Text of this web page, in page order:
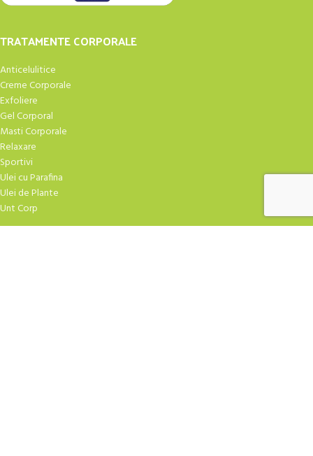
TRATAMENTE CORPORALE
Anticelulitice
Creme Corporale
Exfoliere
Gel Corporal
Masti Corporale
Relaxare
Sportivi
Ulei cu Parafina
Ulei de Plante
Unt Corp